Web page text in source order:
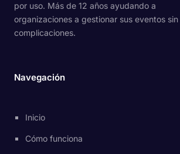
por uso. Más de 12 años ayudando a
organizaciones a gestionar sus eventos sin
complicaciones.
Navegación
Inicio
Cómo funciona